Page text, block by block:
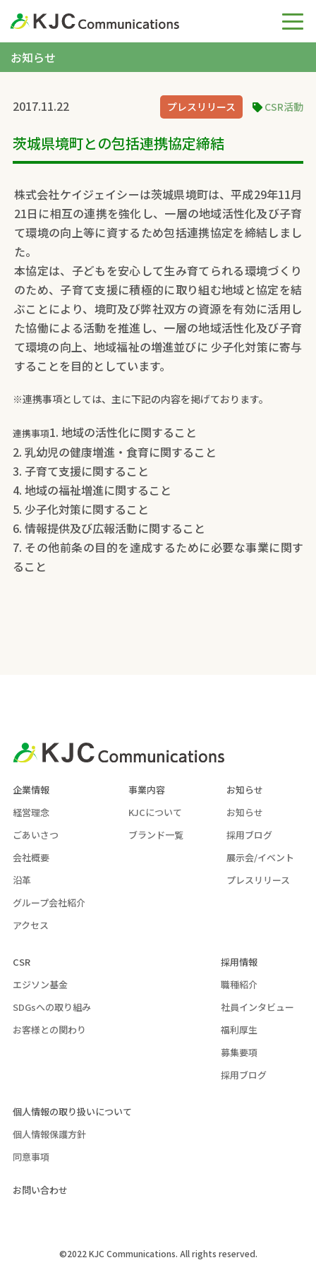
お知らせ
2017.11.22 プレスリリース CSR活動
茨城県境町との包括連携協定締結
株式会社ケイジェイシーは茨城県境町は、平成29年11月
21日に相互の連携を強化し、一層の地域活性化及び子育
て環境の向上等に資するため包括連携協定を締結しまし
た。
本協定は、子どもを安心して生み育てられる環境づくり
のため、子育て支援に積極的に取り組む地域と協定を結
ぶことにより、境町及び弊社双方の資源を有効に活用し
た協働による活動を推進し、一層の地域活性化及び子育
て環境の向上、地域福祉の増進並びに 少子化対策に寄与
することを目的としています。
※連携事項としては、主に下記の内容を掲げております。
連携事項1. 地域の活性化に関すること
2. 乳幼児の健康増進・食育に関すること
3. 子育て支援に関すること
4. 地域の福祉増進に関すること
5. 少子化対策に関すること
6. 情報提供及び広報活動に関すること
7. その他前条の目的を達成するために必要な事業に関す
ること
企業情報
経営理念
ごあいさつ
会社概要
沿革
グループ会社紹介
アクセス
事業内容
KJCについて
ブランド一覧
お知らせ
お知らせ
採用ブログ
展示会/イベント
プレスリリース
CSR
エジソン基金
SDGsへの取り組み
お客様との関わり
採用情報
職種紹介
社員インタビュー
福利厚生
募集要項
採用ブログ
個人情報の取り扱いについて
個人情報保護方針
同意事項
お問い合わせ
©2022 KJC Communications. All rights reserved.